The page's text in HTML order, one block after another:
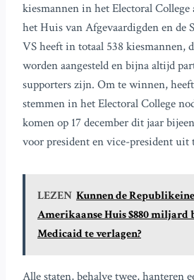
kiesmannen in het Electoral College
het Huis van Afgevaardigden en de
VS heeft in totaal 538 kiesmannen,
worden aangesteld en bijna altijd
supporters zijn. Om te winnen,
stemmen in het Electoral College
komen op 17 december dit jaar
voor president en vice-president uit
LEZEN Kunnen de
Amerikaanse Huis $880 miljard
Medicaid te verlagen?
Alle staten, behalve twee, hanteren